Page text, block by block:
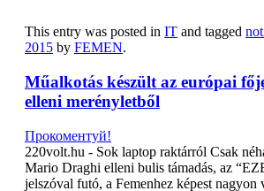
This entry was posted in IT and tagged
2015 by FEMEN.
Műalkotás készült az európai
elleni merényletből
Прокоментуй!
220volt.hu - Sok laptop raktárról Csak
Mario Draghi elleni bulis támadás, az
jelszóval futó, a Femenhez képest nagyon